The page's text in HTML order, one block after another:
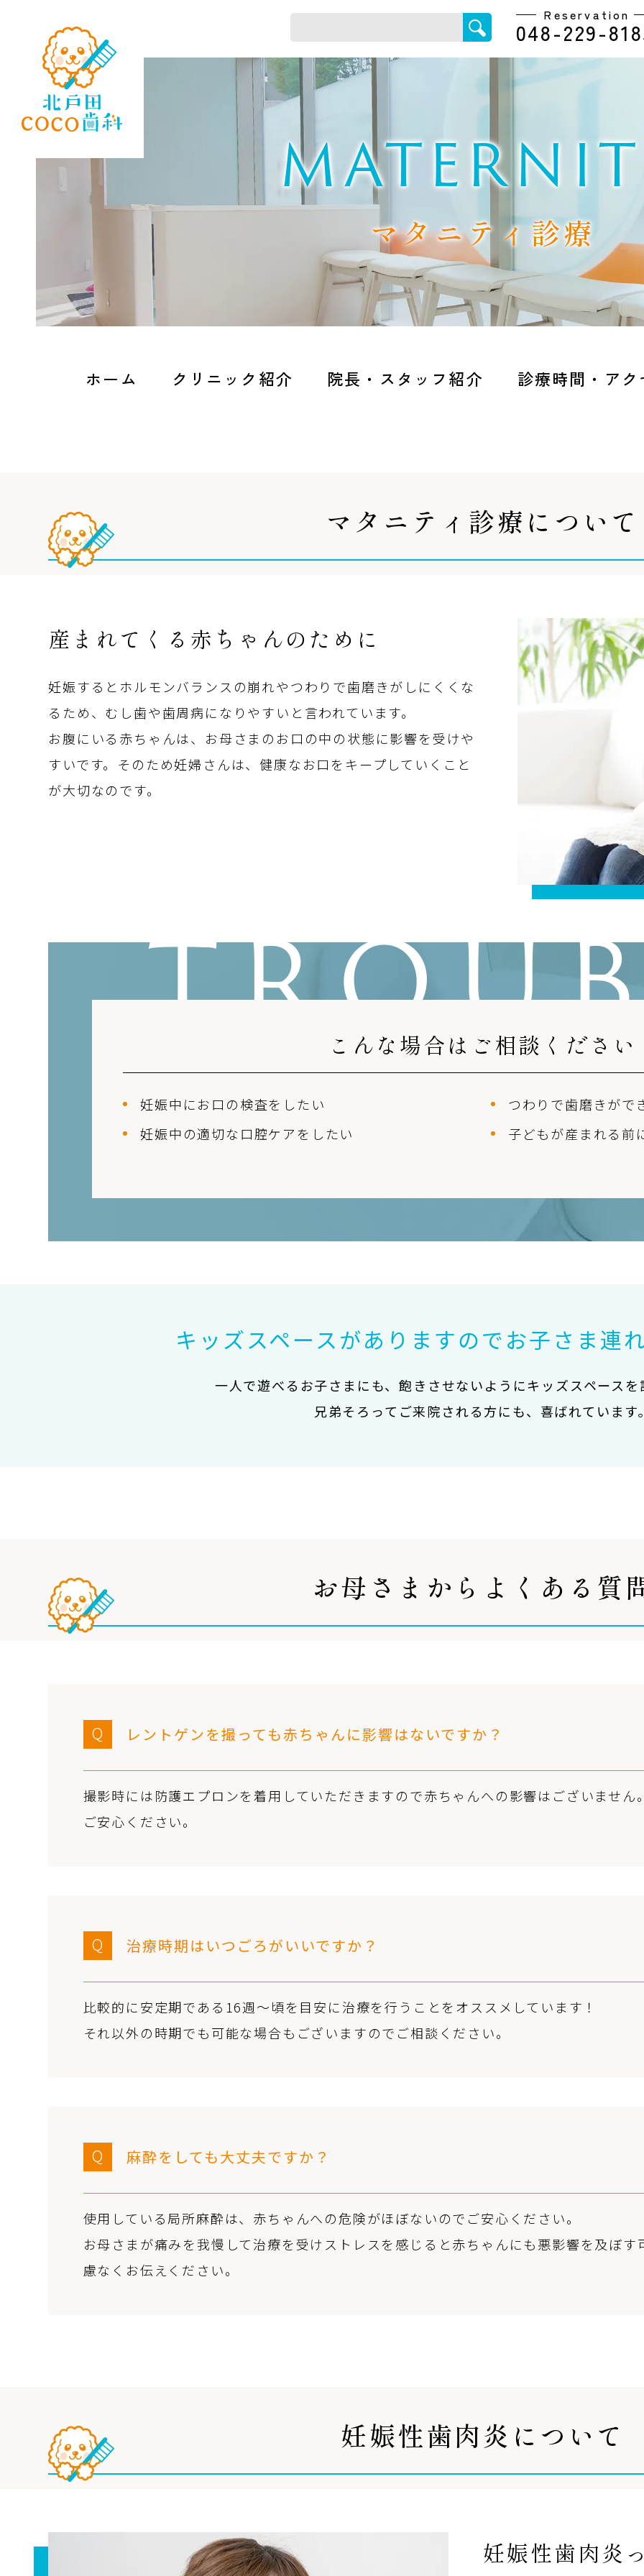
Reservation
048-229-
マタニティ診療
ホーム クリニック紹介 院長・スタッフ紹介 診療時間・アク
マタニティ診療について
産まれてくる赤ちゃんのために
妊娠するとホルモンバランスの崩れやつわりで歯磨きがしにくくな
るため、むし歯や歯周病になりやすいと言われています。
お腹にいる赤ちゃんは、お母さまのお口の中の状態に影響を受けや
すいです。そのため妊婦さんは、健康なお口をキープしていくこと
が大切なのです。
こんな場合はご相談ください
妊娠中にお口の検査をしたい つわりで歯磨きがで
妊娠中の適切な口腔ケアをしたい
子どもが産まれる前
キッズスペースがありますのでお子さま連
一人で遊べるお子さまにも、飽きさせないようにキッズスペースを
兄弟そろってご来院される方にも、喜ばれています。
お母さまからよくある質
Q レントゲンを撮っても赤ちゃんに影響はないですか？
撮影時には防護エプロンを着用していただきますので赤ちゃんへの影響はございません。
ご安心ください。
Q 治療時期はいつごろがいいですか？
比較的に安定期である16週～頃を目安に治療を行うことをオススメしています！
それ以外の時期でも可能な場合もございますのでご相談ください。
Q 麻酔をしても大丈夫ですか？
使用している局所麻酔は、赤ちゃんへの危険がほぼないのでご安心ください。
お母さまが痛みを我慢して治療を受けストレスを感じると赤ちゃんにも悪影響を及ぼ
慮なくお伝えください。
妊娠性歯肉炎について
妊娠性歯肉炎